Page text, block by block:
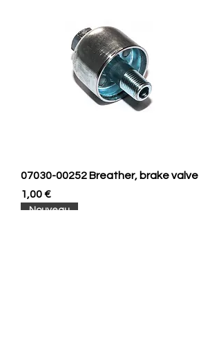
07030-00252 Breather, brake valve
Prix
1,00 €
Nouveau